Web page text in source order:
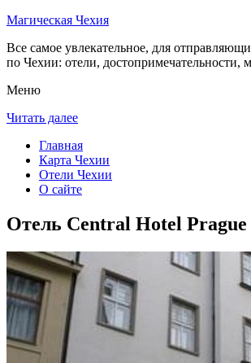
Магическая Чехия
Все самое увлекательное, для
по Чехии: отели, достопримечательности,
Меню
Читать далее
Главная
Карта Чехии
Отели Чехии
О сайте
Отель Central Hotel Prague